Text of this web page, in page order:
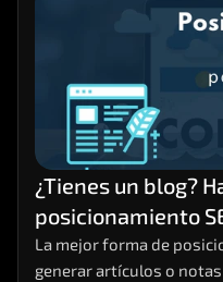
¿Tienes un blog?
posicionamiento
La mejor forma de
generar artículos o